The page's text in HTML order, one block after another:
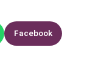
Facebook